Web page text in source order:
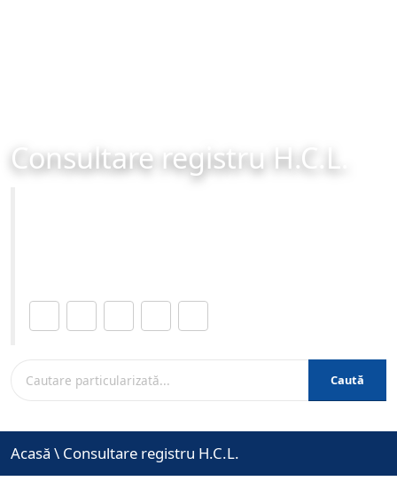
Consultare registru H.C.L.
Caută
Acasă \ Consultare registru H.C.L.